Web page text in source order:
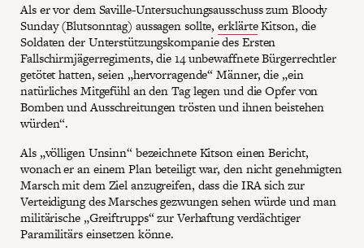
Als er vor dem Saville-Untersuchungsausschuss zum Bloody
Sunday (Blutsonntag) aussagen sollte,erklärteKitson, die
Soldaten der Unterstützungskompanie des Ersten
Fallschirmjägerregiments, die 14 unbewaffnete Bürgerrechtler
getötet hatten, seien „hervorragende“ Männer, die „ein
natürliches Mitgefühl an den Tag legen und die Opfer von
Bomben und Ausschreitungen trösten und ihnen beistehen
würden“.
Als „völligen Unsinn“ bezeichnete Kitson einen Bericht,
wonach er an einem Plan beteiligt war, den nicht genehmigten
Marsch mit dem Ziel anzugreifen, dass die IRA sich zur
Verteidigung des Marsches gezwungen sehen würde und man
militärische „Greiftrupps“ zur Verhaftung verdächtiger
Paramilitärs einsetzen könne.